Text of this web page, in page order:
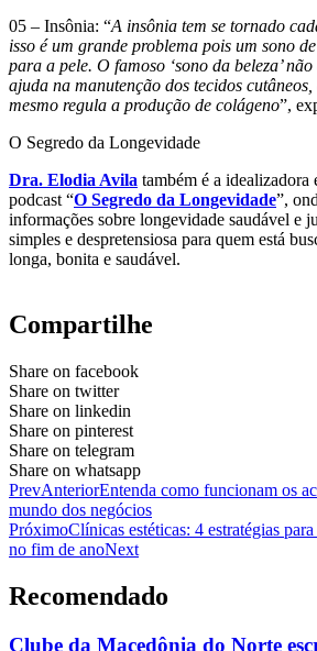
05 – Insônia: “A insônia tem se tornado
isso é um grande problema pois um sono
para a pele. O famoso ‘sono da beleza’
ajuda na manutenção dos tecidos
mesmo regula a produção de colágeno”,
O Segredo da Longevidade
Dra. Elodia Avila também é a idealizadora
podcast “O Segredo da Longevidade”,
informações sobre longevidade saudável e
simples e despretensiosa para quem está
longa, bonita e saudável.
Compartilhe
Share on facebook
Share on twitter
Share on linkedin
Share on pinterest
Share on telegram
Share on whatsapp
PrevAnteriorEntenda como funcionam os
mundo dos negócios
PróximoClínicas estéticas: 4 estratégias
no fim de anoNext
Recomendado
Clube da Macedônia do Norte